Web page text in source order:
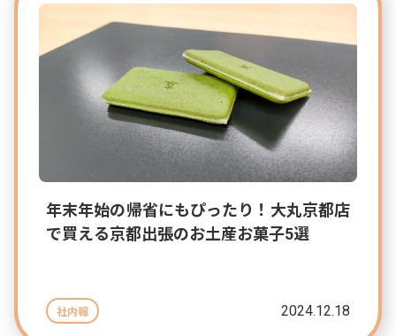
年末年始の帰省にもぴったり！大丸京都店
で買える京都出張のお土産お菓子5選
社内報 2024.12.18